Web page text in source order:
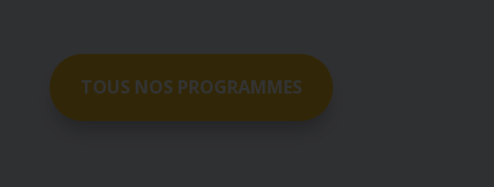
TOUS NOS PROGRAMMES